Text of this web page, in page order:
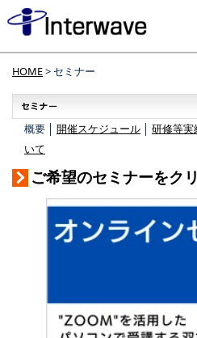
HOME> セミナー
概要 │ 開催スケジュール 研修等実
いて
ご希望のセミナーをク